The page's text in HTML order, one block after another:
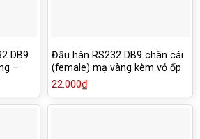
DB9
–
Đầu hàn RS232 DB9 chân cái
(female) mạ vàng kèm vỏ ốp
nhựa
22.000₫